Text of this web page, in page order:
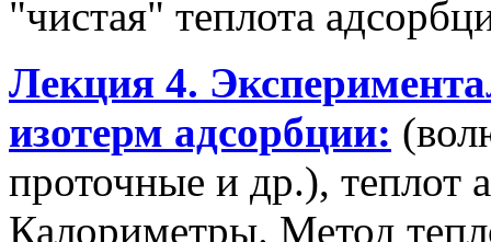
"чистая" теплота
Лекция 4.
изотерм адсорбции:
проточные и др.), теплот
Калориметры. Метод